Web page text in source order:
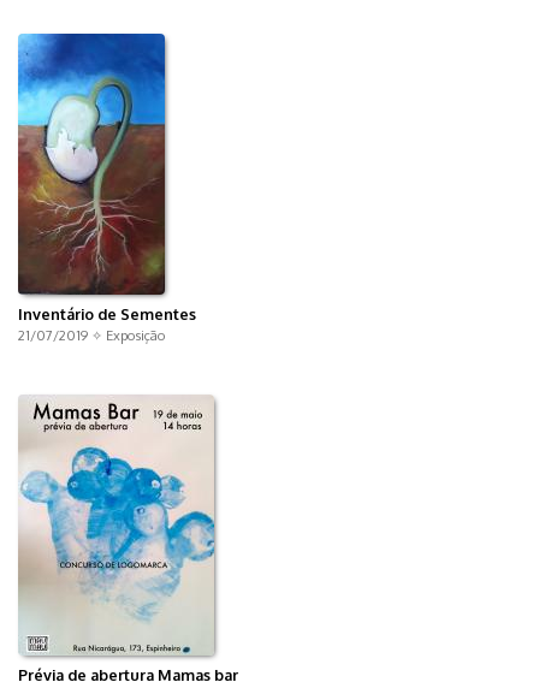
Inventário de Sementes
21/07/2019 ✧ Exposição
Prévia de abertura Mamas bar